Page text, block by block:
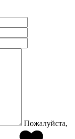
Пожалуйста,